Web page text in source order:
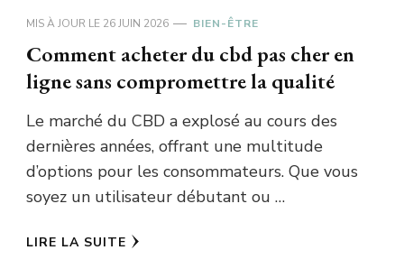
MIS À JOUR LE 26 JUIN 2026 BIEN-ÊTRE
Comment acheter du cbd pas cher en
ligne sans compromettre la qualité
Le marché du CBD a explosé au cours des
dernières années, offrant une multitude
d’options pour les consommateurs. Que vous
soyez un utilisateur débutant ou …
LIRE LA SUITE